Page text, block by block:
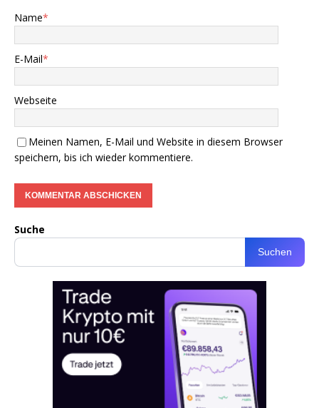
Name*
E-Mail*
Webseite
Meinen Namen, E-Mail und Website in diesem Browser
speichern, bis ich wieder kommentiere.
Suche
Suchen